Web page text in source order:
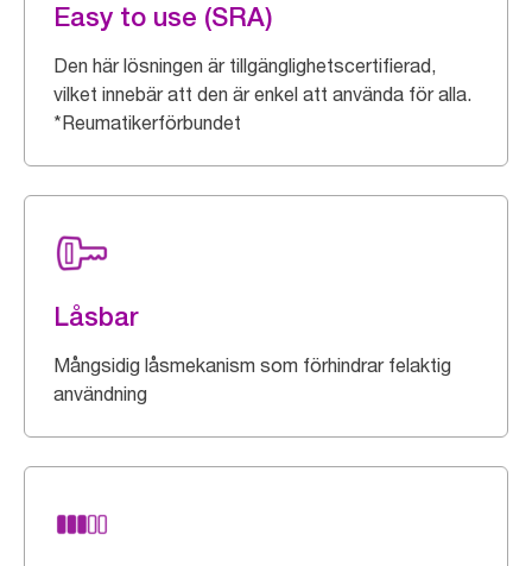
Easy to use (SRA)
Den här lösningen är tillgänglighetscertifierad,
vilket innebär att den är enkel att använda för alla.
*Reumatikerförbundet
Låsbar
Mångsidig låsmekanism som förhindrar felaktig
användning